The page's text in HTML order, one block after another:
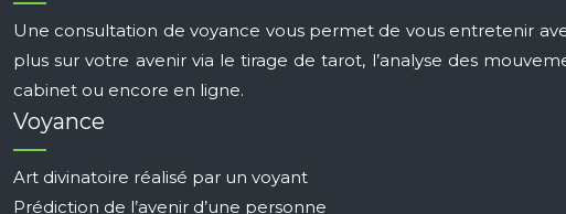
Une consultation de voyance vous permet de vous entretenir
plus sur votre avenir via le tirage de tarot, l’analyse des
cabinet ou encore en ligne.
Voyance
Art divinatoire réalisé par un voyant
Prédiction de l’avenir d’une personne